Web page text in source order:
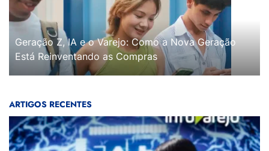
Geração Z, IA e o Varejo: Como a Nova Geração
Está Reinventando as Compras
ARTIGOS RECENTES